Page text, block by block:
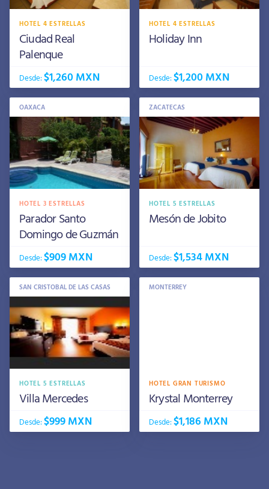
HOTEL 4 ESTRELLAS
Ciudad Real
Palenque
Desde:$1,260 MXN
HOTEL 4 ESTRELLAS
Holiday Inn
Desde:$1,200 MXN
OAXACA
HOTEL 3 ESTRELLAS
Parador Santo
Domingo de Guzmán
Desde:$909 MXN
ZACATECAS
HOTEL 5 ESTRELLAS
Mesón de Jobito
Desde:$1,534 MXN
SAN CRISTOBAL DE LAS CASAS
HOTEL 5 ESTRELLAS
Villa Mercedes
Desde:$999 MXN
MONTERREY
HOTEL GRAN TURISMO
Krystal Monterrey
Desde:$1,186 MXN